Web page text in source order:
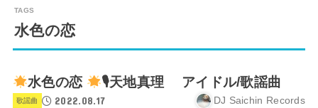
水色の恋
水色の恋 🎙天地真理 アイドル/歌謡曲
歌謡曲 2022.08.17 DJ Saichin Records